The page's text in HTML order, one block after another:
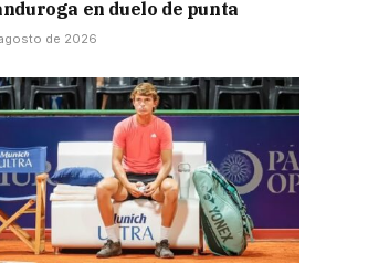
en duelo de punta
de 2026